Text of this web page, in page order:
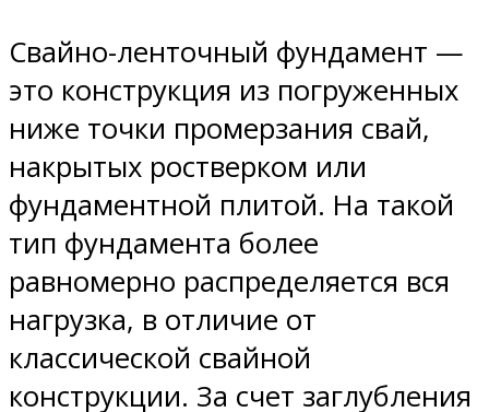
Свайно-ленточный фундамент —
это конструкция из погруженных
ниже точки промерзания свай,
накрытых ростверком или
фундаментной плитой. На такой
тип фундамента более
равномерно распределяется вся
нагрузка, в отличие от
классической свайной
конструкции. За счет заглубления